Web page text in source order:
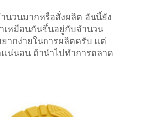
นวนมากหรือสั่งผลิต อันนี้ยัง
เหมือนกันขึ้นอยู่กับจำนวน
ากง่ายในการผลิตครับ แต่
น่นอน ถ้านำไปทำการตลาด